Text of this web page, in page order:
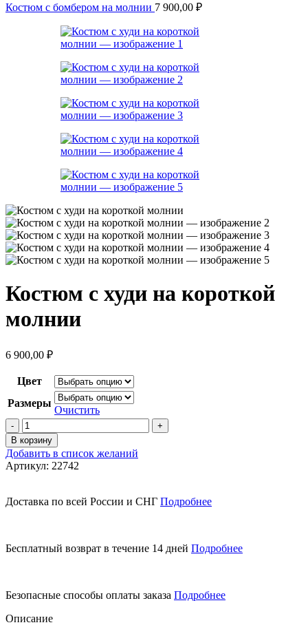
Костюм с бомбером на молнии 7 900,00 ₽
Костюм с худи на короткой
молнии
6 900,00 ₽
Цвет
Размеры
Очистить
Количество
товара
Костюм
с
худи
короткой
В корзину
Добавить в список желаний
Артикул: 22742
Доставка по всей России и СНГ Подробнее
Бесплатный возврат в течение 14 дней Подробнее
Безопасные способы оплаты заказа Подробнее
Описание